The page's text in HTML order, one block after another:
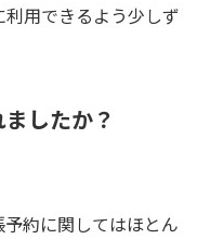
用できるよう少しず
したか？
約に関してはほとん